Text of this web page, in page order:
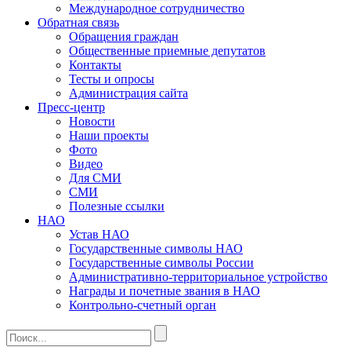
Международное сотрудничество
Обратная cвязь
Обращения граждан
Общественные приемные депутатов
Контакты
Тесты и опросы
Администрация сайта
Пресс-центр
Новости
Наши проекты
Фото
Видео
Для СМИ
СМИ
Полезные ссылки
НАО
Устав НАО
Государственные символы НАО
Государственные символы России
Административно-территориальное устройство
Награды и почетные звания в НАО
Контрольно-счетный орган